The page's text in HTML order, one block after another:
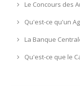
Le Concours des
Qu'est-ce qu'un
La Banque
Qu'est-ce que le